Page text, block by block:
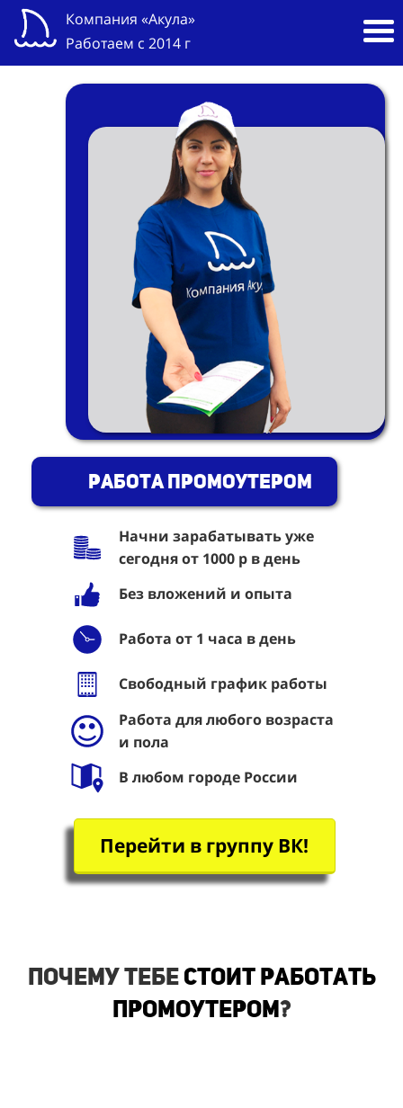
Компания «Акула»
Работаем с 2014 г
Работа промоутером
Начни зарабатывать уже
сегодня от 1000 р в день
Без вложений и опыта
Работа от 1 часа в день
Свободный график работы
Работа для любого возраста
и пола
В любом городе России
Перейти в группу ВК!
Почему тебе стоит работать
промоутером?